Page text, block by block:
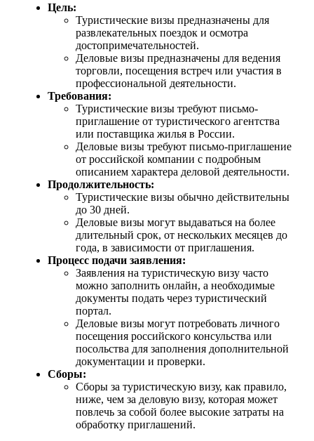
Цель:
Туристические визы предназначены для
развлекательных поездок и осмотра
достопримечательностей.
Деловые визы предназначены для ведения
торговли, посещения встреч или участия в
профессиональной деятельности.
Требования:
Туристические визы требуют письмо-
приглашение от туристического агентства
или поставщика жилья в России.
Деловые визы требуют письмо-приглашение
от российской компании с подробным
описанием характера деловой деятельности.
Продолжительность:
Туристические визы обычно действительны
до 30 дней.
Деловые визы могут выдаваться на более
длительный срок, от нескольких месяцев до
года, в зависимости от приглашения.
Процесс подачи заявления:
Заявления на туристическую визу часто
можно заполнить онлайн, а необходимые
документы подать через туристический
портал.
Деловые визы могут потребовать личного
посещения российского консульства или
посольства для заполнения дополнительной
документации и проверки.
Сборы:
Сборы за туристическую визу, как правило,
ниже, чем за деловую визу, которая может
повлечь за собой более высокие затраты на
обработку приглашений.